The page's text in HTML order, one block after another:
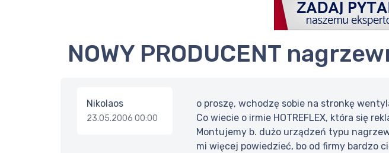
NOWY PRODUCENT
Nikolaos
23.05.2006 00:00
o proszę, wchodzę sobie na stronkę
Co wiecie o irmie HOTREFLEX, która się
Montujemy b. dużo urządzeń typu
mi więcej powiedzieć, bo od firmy bardzo